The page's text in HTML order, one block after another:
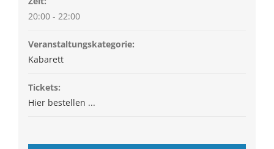
20:00 - 22:00
Veranstaltungskategorie:
Kabarett
Tickets:
Hier bestellen ...